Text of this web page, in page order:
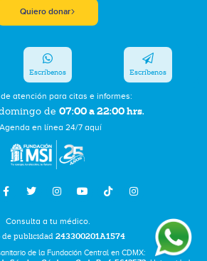
Quiero donar
atención para citas e informes:
de 07:00 a 22:00 hrs.
Agenda en línea 24/7 aquí
Escríbenos Escríbenos
Consulta a tu médico.
de publicidad 243300201A1574
de la Fundación Central en CDMX: